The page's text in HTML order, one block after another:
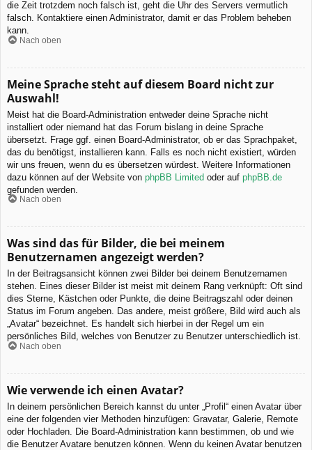
die Zeit trotzdem noch falsch ist, geht die Uhr des Servers vermutlich
falsch. Kontaktiere einen Administrator, damit er das Problem beheben
kann.
Nach oben
Meine Sprache steht auf diesem Board nicht zur
Auswahl!
Meist hat die Board-Administration entweder deine Sprache nicht
installiert oder niemand hat das Forum bislang in deine Sprache
übersetzt. Frage ggf. einen Board-Administrator, ob er das Sprachpaket,
das du benötigst, installieren kann. Falls es noch nicht existiert, würden
wir uns freuen, wenn du es übersetzen würdest. Weitere Informationen
dazu können auf der Website von phpBB Limited oder auf phpBB.de
gefunden werden.
Nach oben
Was sind das für Bilder, die bei meinem
Benutzernamen angezeigt werden?
In der Beitragsansicht können zwei Bilder bei deinem Benutzernamen
stehen. Eines dieser Bilder ist meist mit deinem Rang verknüpft: Oft sind
dies Sterne, Kästchen oder Punkte, die deine Beitragszahl oder deinen
Status im Forum angeben. Das andere, meist größere, Bild wird auch als
„Avatar“ bezeichnet. Es handelt sich hierbei in der Regel um ein
persönliches Bild, welches von Benutzer zu Benutzer unterschiedlich ist.
Nach oben
Wie verwende ich einen Avatar?
In deinem persönlichen Bereich kannst du unter „Profil“ einen Avatar über
eine der folgenden vier Methoden hinzufügen: Gravatar, Galerie, Remote
oder Hochladen. Die Board-Administration kann bestimmen, ob und wie
die Benutzer Avatare benutzen können. Wenn du keinen Avatar benutzen